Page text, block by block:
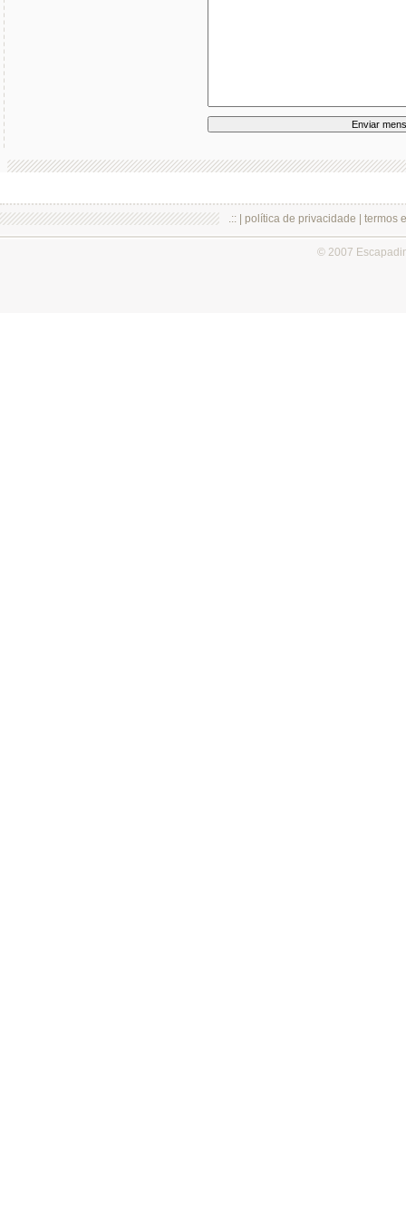
.:: | política de privacidade termos
© 2007